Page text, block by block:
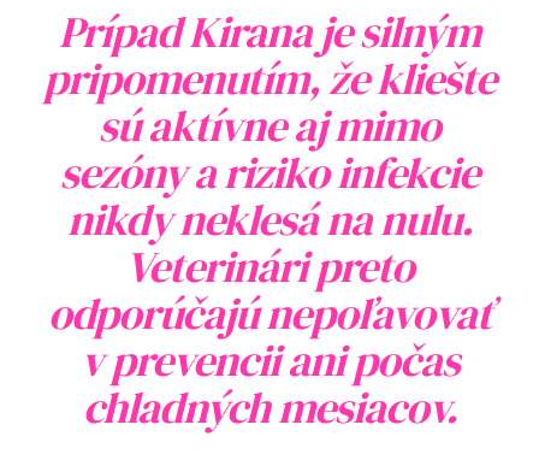
Prípad Kirana je silným
pripomenutím, že kliešte
sú aktívne aj mimo
sezóny a riziko infekcie
nikdy neklesá na nulu.
Veterinári preto
odporúčajú nepoľavovať
v prevencii ani počas
chladných mesiacov.